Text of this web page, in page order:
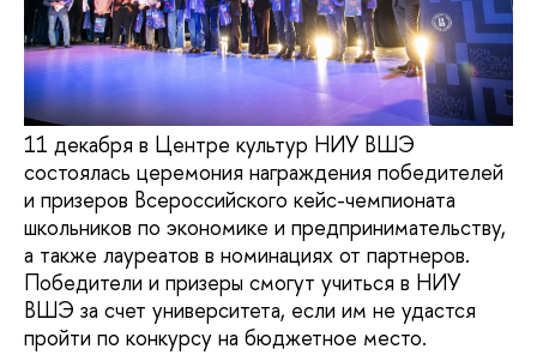
11 декабря в Центре культур НИУ ВШЭ
состоялась церемония награждения победителей
и призеров Всероссийского кейс-чемпионата
школьников по экономике и предпринимательству,
а также лауреатов в номинациях от партнеров.
Победители и призеры смогут учиться в НИУ
ВШЭ за счет университета, если им не удастся
пройти по конкурсу на бюджетное место.